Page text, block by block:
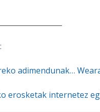
adimendunak…
erosketak internetez